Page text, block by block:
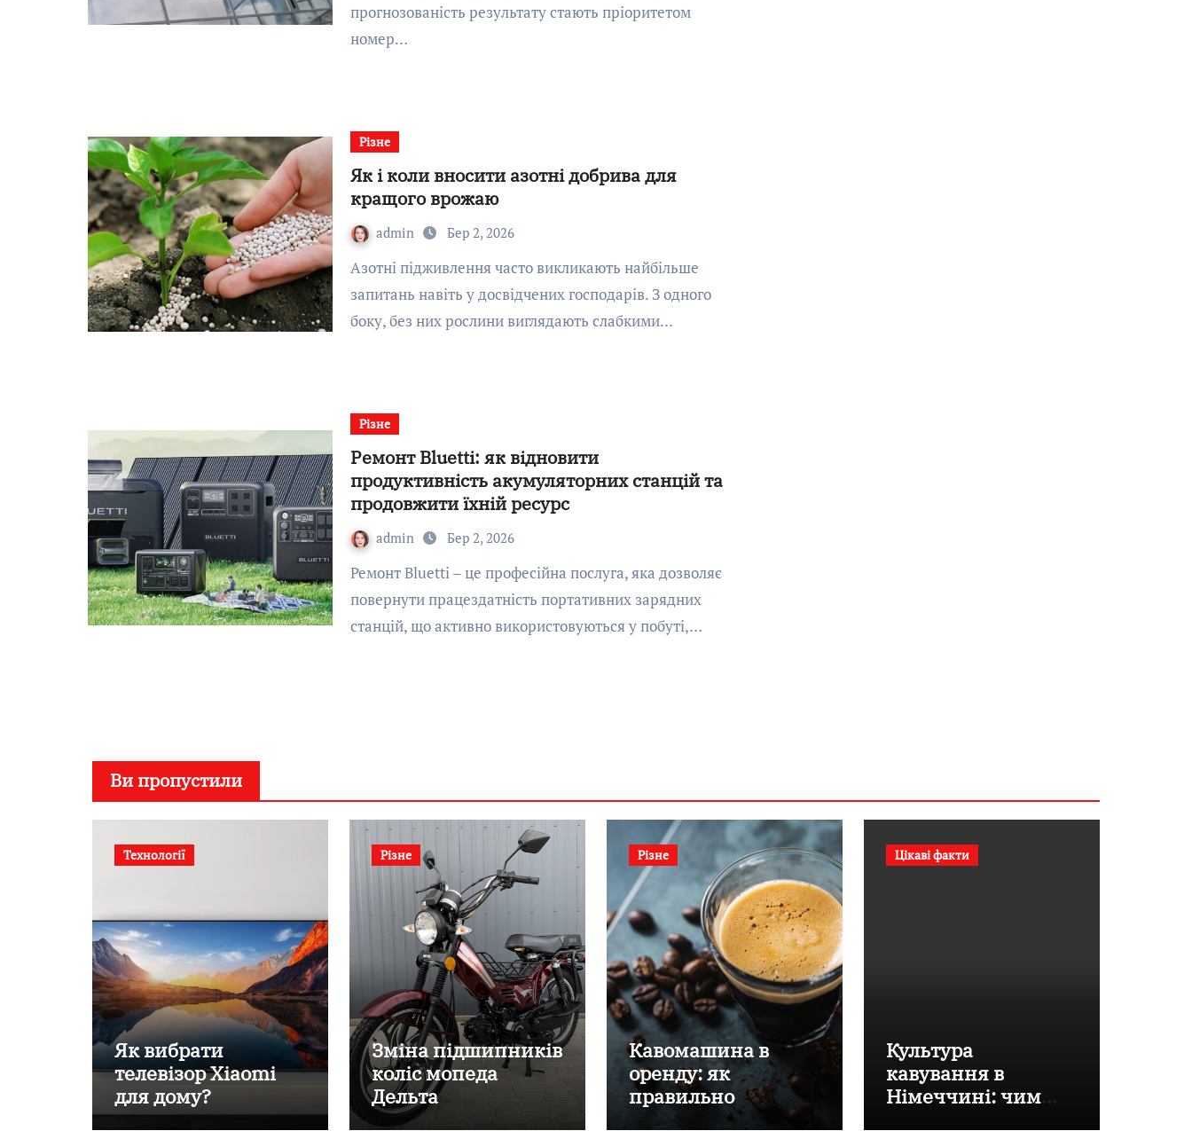
прогнозованість результату стають пріоритетом
номер…
Різне
Як і коли вносити азотні добрива для
кращого врожаю
admin Бер 2, 2026
Азотні підживлення часто викликають найбільше
запитань навіть у досвідчених господарів. З одного
боку, без них рослини виглядають слабкими…
Різне
Ремонт Bluetti: як відновити
продуктивність акумуляторних станцій та
продовжити їхній ресурс
admin Бер 2, 2026
Ремонт Bluetti – це професійна послуга, яка дозволяє
повернути працездатність портативних зарядних
станцій, що активно використовуються у побуті,…
Ви пропустили
Технології
Як вибрати
телевізор Xiaomi
для дому?
Різне
Зміна підшипників
коліс мопеда
Дельта
Різне
Кавомашина в
оренду: як
правильно
Цікаві факти
Культура
кавування в
Німеччині: чим